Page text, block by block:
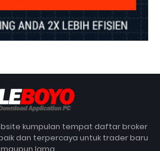
kumpulan tempat daftar broker
dan terpercaya untuk trader baru